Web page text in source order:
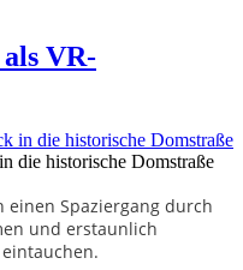
VR-
die historische Domstraße
einen Spaziergang durch
und erstaunlich